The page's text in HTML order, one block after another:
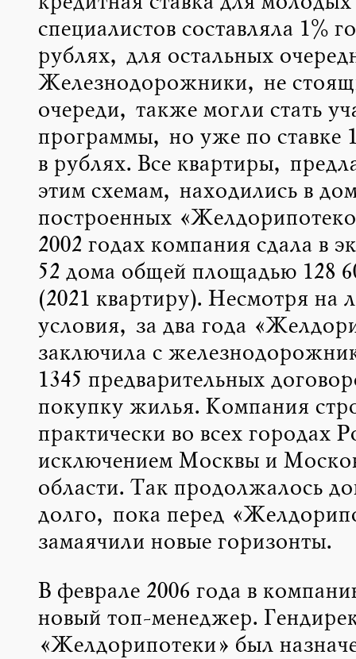
специалистов составляла 1%
рублях, для остальных
Железнодорожники, не
очереди, также могли стать
программы, но уже по ставке
в рублях. Все квартиры,
этим схемам, находились в
построенных
2002 годах компания сдала в
52 дома общей площадью 128
(2021 квартиру). Несмотря на
условия, за два года
заключила с
1345 предварительных
покупку жилья. Компания
практически во всех городах
исключением Москвы и
области. Так продолжалось
долго, пока перед
замаячили новые горизонты.
В феврале 2006 года в
новый топ-менеджер.
«Желдорипотеки» был